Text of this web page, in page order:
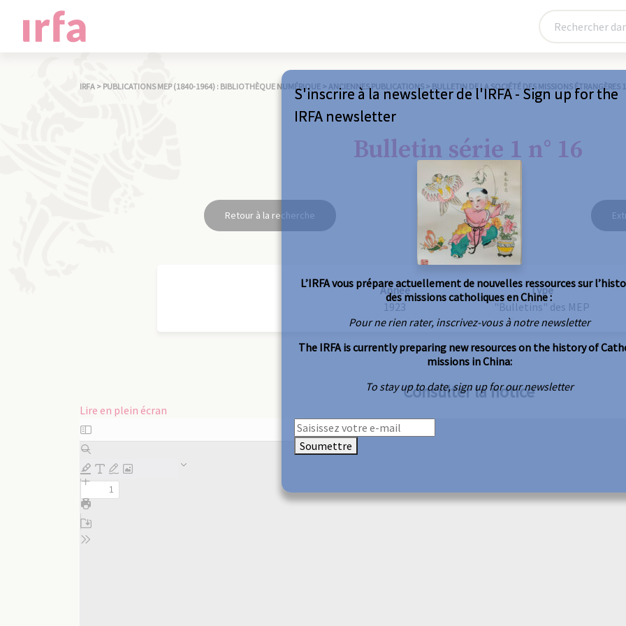
IRFA > PUBLICATIONS MEP (1840-1964) : BIBLIOTHÈQUE NUMÉRIQUE > ANCIENNES PUBLICATIONS > BULLETIN DE LA SOCIÉTÉ DES MISSIONS ÉTRANGÈRES
Bulletin série 1 n° 16
Retour à la recherche
Année
1923
Type
"Bulletins" des MEP
Consulter la notice
Lire en plein écran
Aller
au
contenu
PDF
S'inscrire à la newsletter de l'IRFA - Sign up for the
IRFA newsletter
L’IRFA vous prépare actuellement de nouvelles ressources sur
des missions catholiques en Chine :
Pour ne rien rater, inscrivez-vous à notre newsletter
The IRFA is currently preparing new resources on the history of
missions in China:
To stay up to date, sign up for our newsletter
Soumettre